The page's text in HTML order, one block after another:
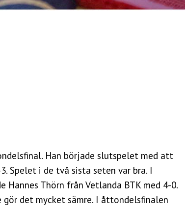
Han började slutspelet med att
Spelet i de två sista seten var bra. I
Hannes Thörn från Vetlanda BTK med 4-0.
det mycket sämre. I åttondelsfinalen